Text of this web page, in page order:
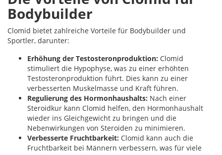
Bodybuilder
Clomid bietet zahlreiche Vorteile für Bodybuilder und
Sportler, darunter:
Erhöhung der Testosteronproduktion: Clomid
stimuliert die Hypophyse, was zu einer erhöhten
Testosteronproduktion führt. Dies kann zu einer
verbesserten Muskelmasse und Kraft führen.
Regulierung des Hormonhaushalts: Nach einer
Steroidkur kann Clomid helfen, den Hormonhaushalt
wieder ins Gleichgewicht zu bringen und die
Nebenwirkungen von Steroiden zu minimieren.
Verbesserte Fruchtbarkeit: Clomid kann auch die
Fruchtbarkeit bei Männern verbessern, was für viele